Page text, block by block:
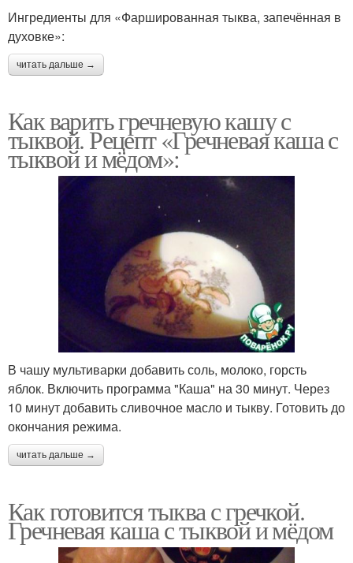
Ингредиенты для «Фаршированная тыква, запечённая в
духовке»:
читать дальше →
Как варить гречневую кашу с
тыквой. Рецепт «Гречневая каша с
тыквой и мёдом»:
В чашу мультиварки добавить соль, молоко, горсть
яблок. Включить программа "Каша" на 30 минут. Через
10 минут добавить сливочное масло и тыкву. Готовить до
окончания режима.
читать дальше →
Как готовится тыква с гречкой.
Гречневая каша с тыквой и мёдом